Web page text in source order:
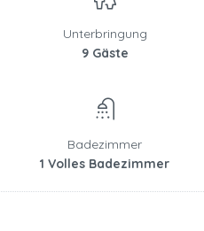
Unterbringung
9 Gäste
Badezimmer
1 Volles Badezimmer